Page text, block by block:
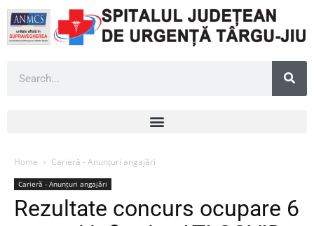
Home Carieră - Anunțuri angajări
Carieră - Anunțuri angajări
Rezultate concurs ocupare 6